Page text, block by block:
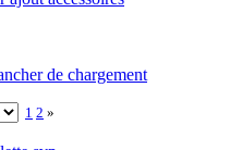
de chargement
1 2 »